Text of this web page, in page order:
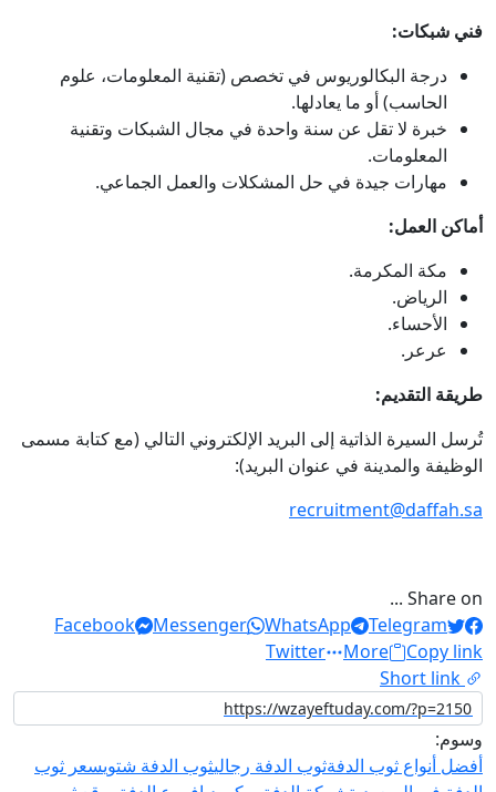
فني شبكات:
درجة البكالوريوس في تخصص (تقنية المعلومات، علوم
الحاسب) أو ما يعادلها.
خبرة لا تقل عن سنة واحدة في مجال الشبكات وتقنية
المعلومات.
مهارات جيدة في حل المشكلات والعمل الجماعي.
أماكن العمل:
مكة المكرمة.
الرياض.
الأحساء.
عرعر.
طريقة التقديم:
تُرسل السيرة الذاتية إلى البريد الإلكتروني التالي (مع كتابة مسمى
الوظيفة والمدينة في عنوان البريد):
recruitment@daffah.sa
Share on ...
Facebook
Messenger WhatsApp
Telegram
Twitter
More
Copy link
Short link
وسوم:
أفضل أنواع ثوب الدفةثوب الدفة رجاليثوب الدفة شتويسعر ثوب